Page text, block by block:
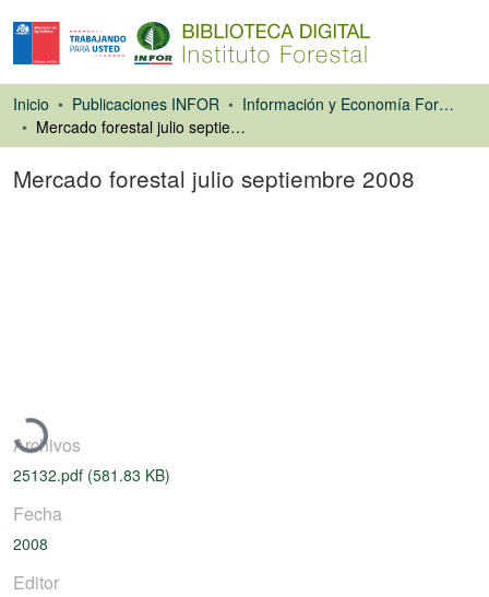
Inicio Publicaciones INFOR
Información y Economía Forestal
Mercado forestal julio septiembre 2008
Mercado forestal julio septiembre 2008
Cargando...
Archivos
25132.pdf (581.83 KB)
Fecha
2008
Editor